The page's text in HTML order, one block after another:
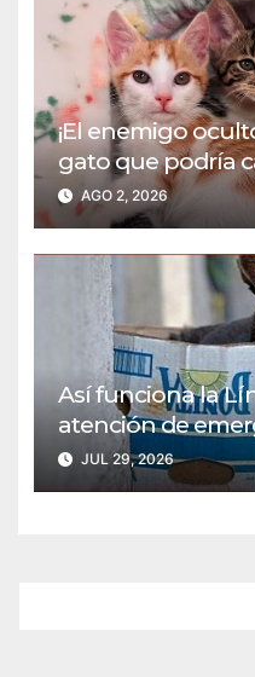
¡El enemigo
gato que podría
siempre!
AGO 2, 2026
Así funciona la
atención de
para animales de
JUL 29, 2026